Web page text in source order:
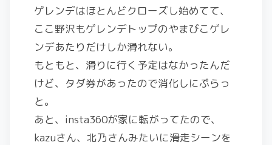
ゲレンデはほとんどクローズし始めてて、
ここ野沢もゲレンデトップのやまびこゲレ
ンデあたりだけしか滑れない。
もともと、滑りに行く予定はなかったんだ
けど、タダ券があったので消化しにぷらっ
と。
あと、insta360が家に転がってたので、
kazuさん、北乃さんみたいに滑走シーンを